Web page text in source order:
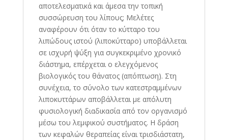
αποτελεσματικά και άμεσα την τοπική
συσσώρευση του λίπους; Μελέτες
αναφέρουν ότι όταν το κύτταρο του
λιπώδους ιστού (λιποκύτταρο) υποβάλλεται
σε ισχυρή ψύξη για συγκεκριμένο χρονικό
διάστημα, επέρχεται ο ελεγχόμενος
βιολογικός του θάνατος (απόπτωση). Στη
συνέχεια, το σύνολο των κατεστραμμένων
λιποκυττάρων αποβάλλεται με απόλυτη
φυσιολογική διαδικασία από τον οργανισμό
μέσω του λεμφικού συστήματος. Η δράση
των κεφαλών θεραπείας είναι τρισδιάστατη,